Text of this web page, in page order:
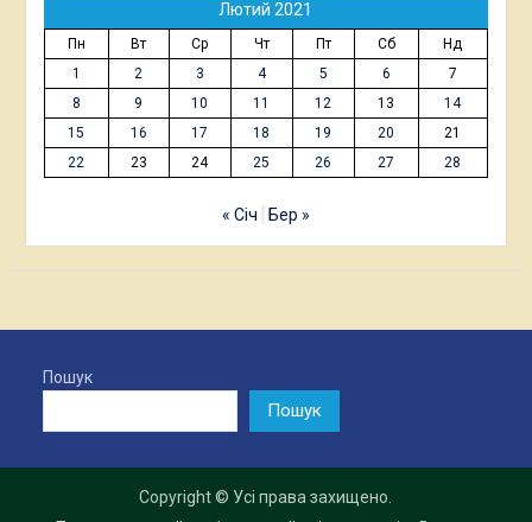
Лютий 2021
Пн Вт Ср Чт Пт Сб
Нд
1
2 3 4 5 6
7
8
9 10 11 12 13
14
15
16 17 18 19 20
21
22
23 24 25 26 27 28
« Січ Бер »
Пошук
Пошук
Copyright © Усі права захищено.